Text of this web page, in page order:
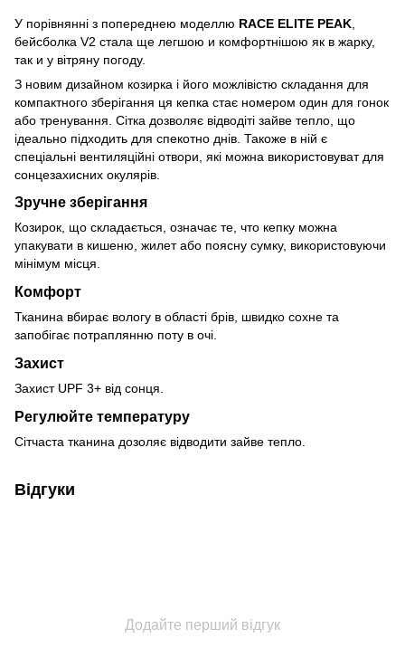
У порівнянні з попереднею моделлю RACE ELITE PEAK
бейсболка V2 стала ще легшою и комфортнішою як в жарку,
так и у вітряну погоду.
З новим дизайном козирка і його можлівістю складання для
компактного зберігання ця кепка стає номером один для гонок
або тренування. Сітка дозволяє відводіті зайве тепло, що
ідеально підходить для спекотно днів. Такоже в ній є
спеціальні вентиляційні отвори, які можна використовуват для
сонцезахисних окулярів.
Зручне зберігання
Козирок, що складається, означає те, что кепку можна
упакувати в кишеню, жилет або поясну сумку, використовуючи
мінімум місця.
Комфорт
Тканина вбирає вологу в області брів, швидко сохне та
запобігає потраплянню поту в очі.
Захист
Захист UPF 3+ від сонця.
Регулюйте температуру
Сітчаста тканина дозоляє відводити зайве тепло.
Відгуки
Додайте перший відгук